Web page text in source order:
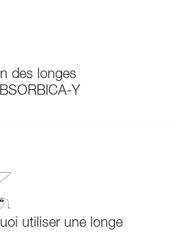
des longes
Y
utiliser une longe